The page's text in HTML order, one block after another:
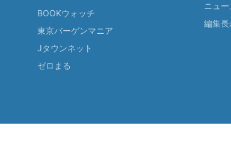
BOOKウォッチ
東京バーゲンマニア
Jタウンネット
ゼロまる
ニュ
編集